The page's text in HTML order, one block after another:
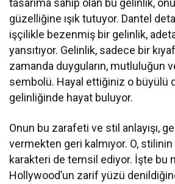
tasarıma sahip olan bu gelinlik,
güzelliğine ışık tutuyor. Dantel
işçilikle bezenmiş bir gelinlik,
yansıtıyor. Gelinlik, sadece bir
zamanda duyguların, mutluluğun
sembolü. Hayal ettiğiniz o büyülü
gelinliğinde hayat buluyor.
Onun bu zarafeti ve stil anlayışı,
vermekten geri kalmıyor. O, stilinin
karakteri de temsil ediyor. İşte bu
Hollywood’un zarif yüzü